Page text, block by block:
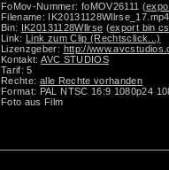
FoMov-Nummer: foMOV26111
Filename: IK20131128Wllrse_17.mp4
Bin: IK20131128Wllrse (export bin
Link: Link zum Clip (Rechtsclick...)
Lizenzgeber: http://
Kontakt:AVC STUDIOS
Tarif: 5
Rechte: alle Rechte vorhanden
Format: PAL NTSC 16:9 1080p24
Foto aus Film